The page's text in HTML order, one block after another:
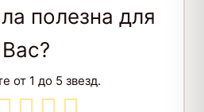
полезна для
Вас?
от 1 до 5 звезд.